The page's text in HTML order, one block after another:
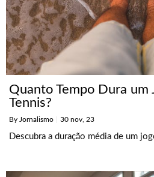
Quanto Tempo Dura um
Tennis?
By Jornalismo 30 nov, 23
Descubra a duração média de um